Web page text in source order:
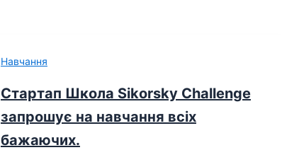
Навчання
Стартап Школа Sikorsky Challenge
запрошує на навчання всіх
бажаючих.